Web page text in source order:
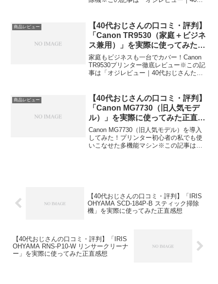
ミ今日、編集部が紹介したいのが「Swi...
商品レビュー
【40代おじさんの口コミ・評判】
「Canon TR9530（家庭＋ビジネ
ス兼用）」を実際に使ってみた正
直感想
家庭もビジネスも一台でカバー！Canon
TR9530プリンター徹底レビュー※この記
事は「オジレビュー｜40代おじさんたち
部が紹介したいのが「Canon TR9530」...
商品レビュー
【40代おじさんの口コミ・評判】
「Canon MG7730（旧人気モデ
ル）」を実際に使ってみた正直感
想
Canon MG7730（旧人気モデル）を導入
してみた！プリンター初心者の私でも使
いこなせた多機能マシン※この記事は
【40代おじさんの口コミ・評判】「IRIS
OHYAMA SCD-184P-B スティック掃除
機」を実際に使ってみた正直感想
【40代おじさんの口コミ・評判】「IRIS
OHYAMA RNS-P10-W リンサークリーナ
ー」を実際に使ってみた正直感想